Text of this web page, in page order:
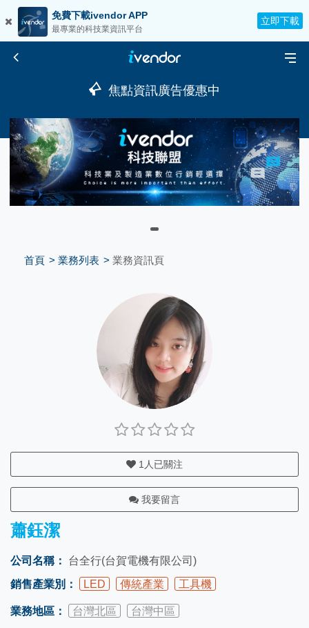
免費下載ivendor APP
最專業的科技業資訊平台
立即下載
焦點資訊廣告優惠中
首頁 業務列表 業務資訊頁
1 人已關注
我要留言
蕭鈺潔
公司名稱：
台全行(台賀電機有限公司)
銷售產業別：
LED 傳統產業 工具機
業務地區： 台灣北區 台灣中區